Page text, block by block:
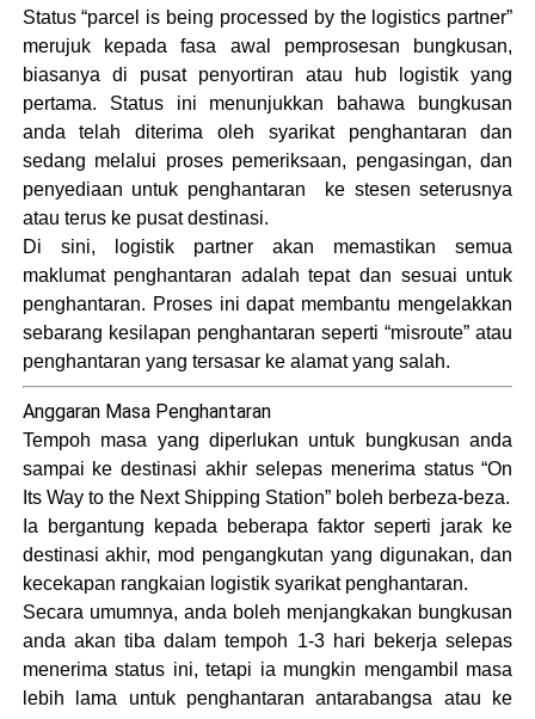
Status “parcel is being processed by the logistics partner”
merujuk kepada fasa awal pemprosesan bungkusan,
biasanya di pusat penyortiran atau hub logistik yang
pertama. Status ini menunjukkan bahawa bungkusan
anda telah diterima oleh syarikat penghantaran dan
sedang melalui proses pemeriksaan, pengasingan, dan
penyediaan untuk penghantaran ke stesen seterusnya
atau terus ke pusat destinasi.
Di sini, logistik partner akan memastikan semua
maklumat penghantaran adalah tepat dan sesuai untuk
penghantaran. Proses ini dapat membantu mengelakkan
sebarang kesilapan penghantaran seperti “misroute” atau
penghantaran yang tersasar ke alamat yang salah​.
Anggaran Masa Penghantaran
Tempoh masa yang diperlukan untuk bungkusan anda
sampai ke destinasi akhir selepas menerima status “On
Its Way to the Next Shipping Station” boleh berbeza-beza.
Ia bergantung kepada beberapa faktor seperti jarak ke
destinasi akhir, mod pengangkutan yang digunakan, dan
kecekapan rangkaian logistik syarikat penghantaran.
Secara umumnya, anda boleh menjangkakan bungkusan
anda akan tiba dalam tempoh 1-3 hari bekerja selepas
menerima status ini, tetapi ia mungkin mengambil masa
lebih lama untuk penghantaran antarabangsa atau ke